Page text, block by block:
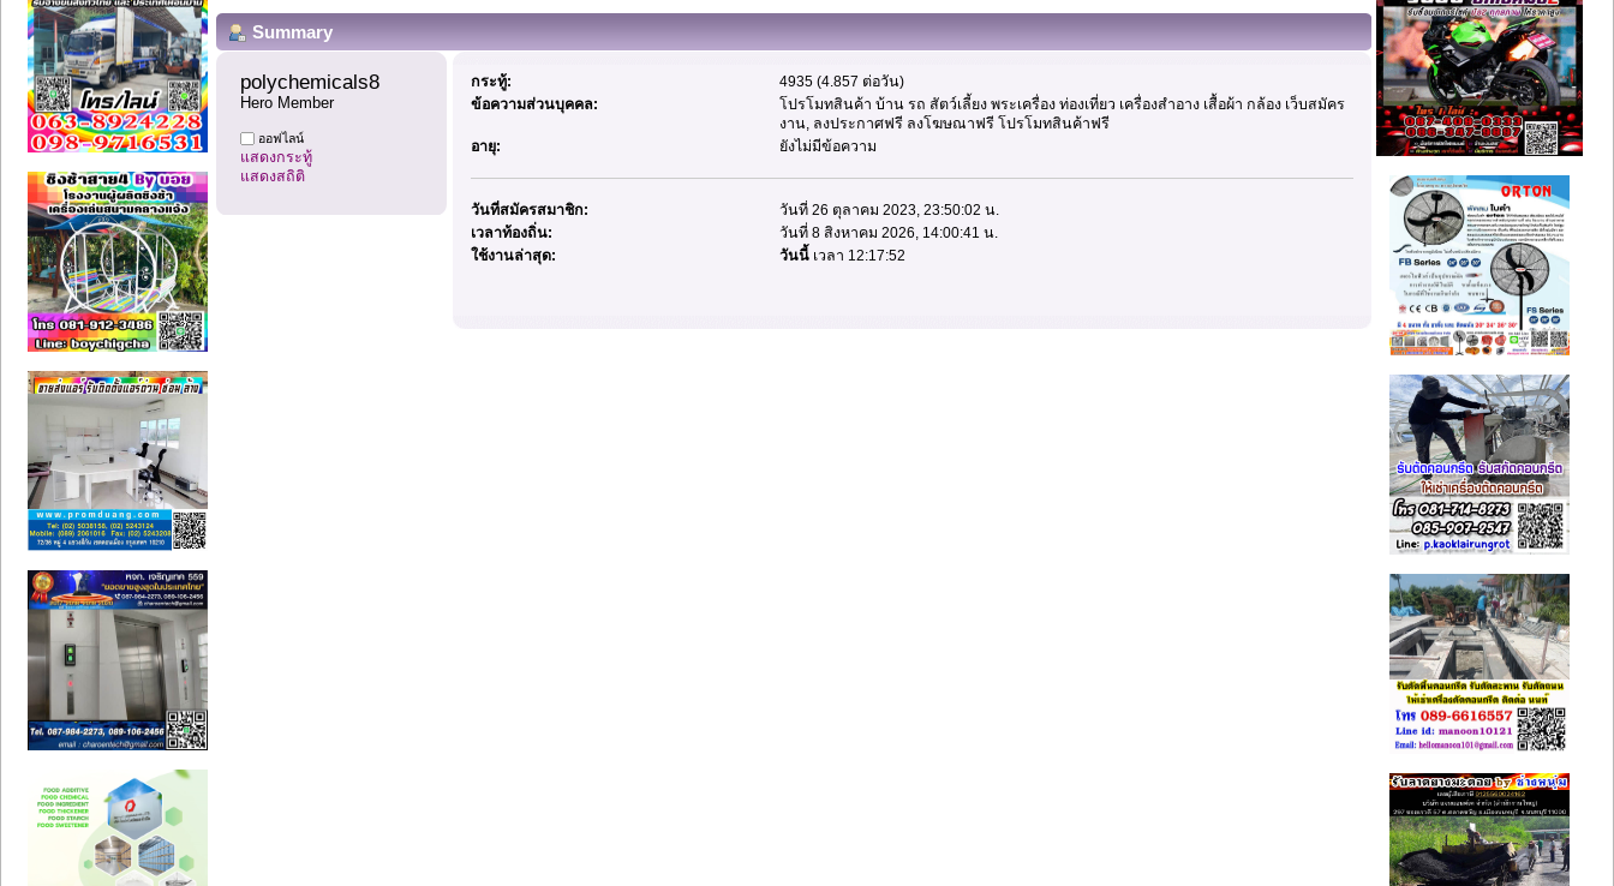
Summary
polychemicals8
Hero Member
ออฟไลน์
แสดงกระทู้
แสดงสถิติ
กระทู้:
4935 (4.857 ต่อวัน)
ข้อความส่วนบุคคล:
โปรโมทสินค้า บ้าน รถ สัตว์เลี้ยง พระเครื่อง ท่องเที่ยว เครื่องสำอาง เสื้อผ้า กล้อง เว็บสมัคร
งาน, ลงประกาศฟรี ลงโฆษณาฟรี โปรโมทสินค้าฟรี
อายุ:
ยังไม่มีข้อความ
วันที่สมัครสมาชิก:
วันที่ 26 ตุลาคม 2023, 23:50:02 น.
เวลาท้องถิ่น:
วันที่ 8 สิงหาคม 2026, 14:00:41 น.
ใช้งานล่าสุด:
วันนี้ เวลา 12:17:52